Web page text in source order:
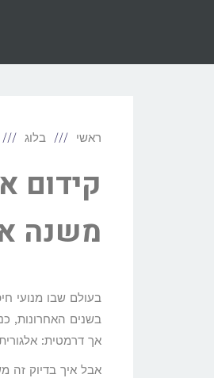
ראשי בלוג
משנה
בעולם שבו מנועי
אך דרמטית:
אבל איך בדיוק זה